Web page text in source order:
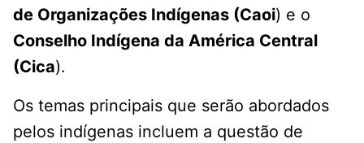
de Organizações Indígenas (Caoi) e o
Conselho Indígena da América Central
(Cica).
Os temas principais que serão abordados
pelos indígenas incluem a questão de